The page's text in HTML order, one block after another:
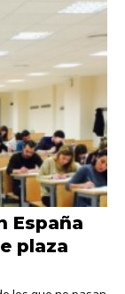
España
plaza